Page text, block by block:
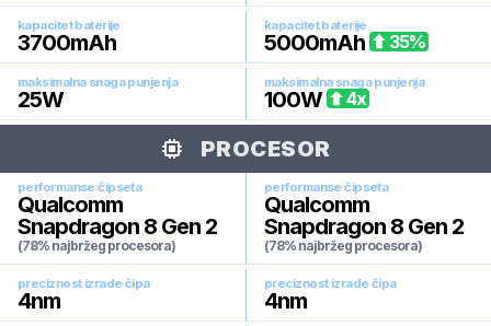
kapacitet baterije
3700mAh
kapacitet baterije
5000mAh 35%
maksimalna snaga punjenja
25W
maksimalna snaga punjenja
100W 4x
PROCESOR
performanse čipseta
Qualcomm
Snapdragon 8 Gen 2
(78% najbržeg procesora)
performanse čipseta
Qualcomm
Snapdragon 8 Gen 2
(78% najbržeg procesora)
preciznost izrade čipa
4nm
preciznost izrade čipa
4nm